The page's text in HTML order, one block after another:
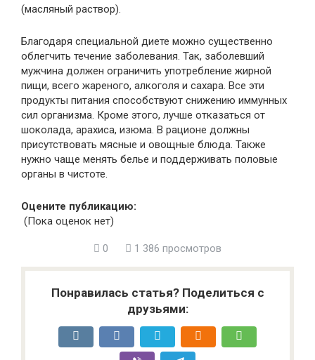
(масляный раствор).
Благодаря специальной диете можно существенно
облегчить течение заболевания. Так, заболевший
мужчина должен ограничить употребление жирной
пищи, всего жареного, алкоголя и сахара. Все эти
продукты питания способствуют снижению иммунных
сил организма. Кроме этого, лучше отказаться от
шоколада, арахиса, изюма. В рационе должны
присутствовать мясные и овощные блюда. Также
нужно чаще менять белье и поддерживать половые
органы в чистоте.
Оцените публикацию:
(Пока оценок нет)
0 1 386 просмотров
Понравилась статья? Поделиться с
друзьями: